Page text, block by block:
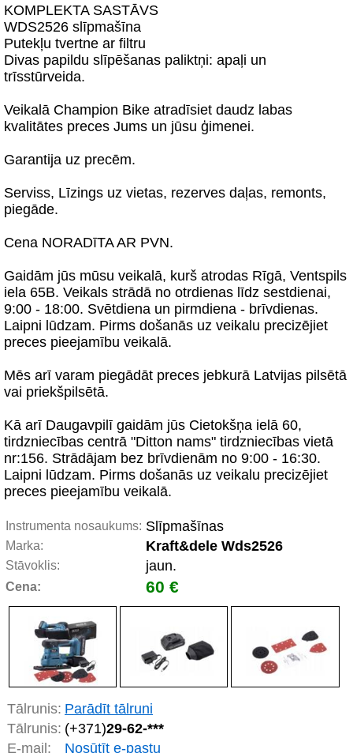
KOMPLEKTA SASTĀVS
WDS2526 slīpmašīna
Putekļu tvertne ar filtru
Divas papildu slīpēšanas paliktņi: apaļi un
trīsstūrveida.
Veikalā Champion Bike atradīsiet daudz labas
kvalitātes preces Jums un jūsu ģimenei.
Garantija uz precēm.
Serviss, Līzings uz vietas, rezerves daļas, remonts,
piegāde.
Cena NORADīTA AR PVN.
Gaidām jūs mūsu veikalā, kurš atrodas Rīgā, Ventspils
iela 65B. Veikals strādā no otrdienas līdz sestdienai,
9:00 - 18:00. Svētdiena un pirmdiena - brīvdienas.
Laipni lūdzam. Pirms došanās uz veikalu precizējiet
preces pieejamību veikalā.
Mēs arī varam piegādāt preces jebkurā Latvijas pilsētā
vai priekšpilsētā.
Kā arī Daugavpilī gaidām jūs Cietokšņa ielā 60,
tirdzniecības centrā "Ditton nams" tirdzniecības vietā
nr:156. Strādājam bez brīvdienām no 9:00 - 16:30.
Laipni lūdzam. Pirms došanās uz veikalu precizējiet
preces pieejamību veikalā.
Instrumenta nosaukums: Slīpmašīnas
Marka: Kraft&dele Wds2526
Stāvoklis: jaun.
Cena: 60 €
Tālrunis: Parādīt tālruni
Tālrunis: (+371)29-62-***
E-mail:
Nosūtīt e-pastu